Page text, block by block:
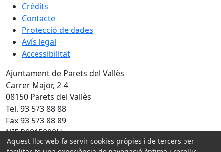
Crèdits
Contacte
Protecció de dades
Avís legal
Accessibilitat
Ajuntament de Parets del Vallès
Carrer Major, 2-4
08150 Parets del Vallès
Tel. 93 573 88 88
Fax 93 573 88 89
NIF P0815800H
Aquest lloc web fa servir cookies pròpies i de tercers per